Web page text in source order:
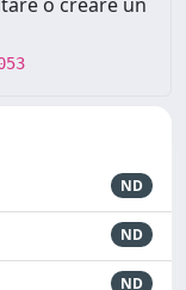
ND
ND
ND